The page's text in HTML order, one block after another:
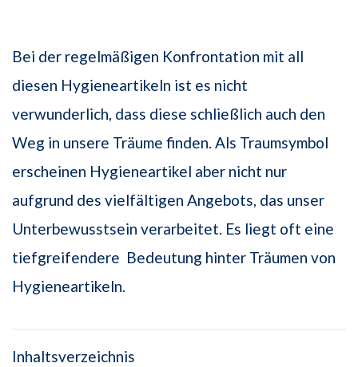
Bei der regelmäßigen Konfrontation mit all
diesen Hygieneartikeln ist es nicht
verwunderlich, dass diese schließlich auch den
Weg in unsere Träume finden. Als Traumsymbol
erscheinen Hygieneartikel aber nicht nur
aufgrund des vielfältigen Angebots, das unser
Unterbewusstsein verarbeitet. Es liegt oft eine
tiefgreifendere Bedeutung hinter Träumen von
Hygieneartikeln.
Inhaltsverzeichnis